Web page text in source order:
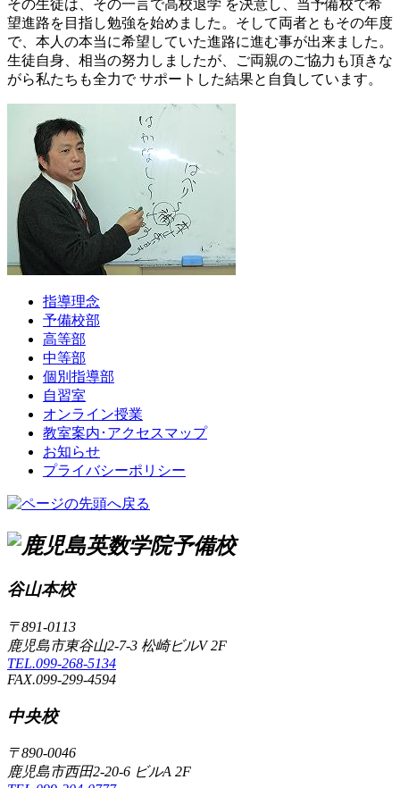
その生徒は、その一言で高校退学 を決意し、当予備校で希
望進路を目指し勉強を始めました。そして両者ともその年度
で、本人の本当に希望していた進路に進む事が出来ました。
生徒自身、相当の努力しましたが、ご両親のご協力も頂きな
がら私たちも全力で サポートした結果と自負しています。
指導理念
予備校部
高等部
中等部
個別指導部
自習室
オンライン授業
教室案内･アクセスマップ
お知らせ
プライバシーポリシー
谷山本校
〒891-0113
鹿児島市東谷山2-7-3 松崎ビルV 2F
TEL.099-268-5134
FAX.099-299-4594
中央校
〒890-0046
鹿児島市西田2-20-6 ビルA 2F